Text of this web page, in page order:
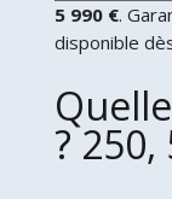
5 990 €.
disponible
? 250,